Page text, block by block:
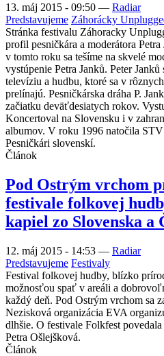
13. máj 2015 - 09:50 — Radiar
Predstavujeme Záhorácky
Stránka festivalu Záhoracky
profil pesničkára a moderátora
v tomto roku sa tešíme na skvelé
vystúpenie Petra Janků. Peter
televíziu a hudbu, ktoré sa v
prelínajú. Pesničkárska dráha P.
začiatku deväťdesiatych rokov.
Koncertoval na Slovensku i v
albumov. V roku 1996 natočila
Pesničkári slovenskí.
Článok
Pod Ostrým vrchom
festivale folkovej
kapiel zo Slovenska a
12. máj 2015 - 14:53 — Radiar
Predstavujeme Festivaly
Festival folkovej hudby, blízko
možnosťou spať v areáli a
každý deň. Pod Ostrým vrchom sa
Nezisková organizácia EVA
dlhšie. O festivale Folkfest
Petra Ošlejšková.
Článok